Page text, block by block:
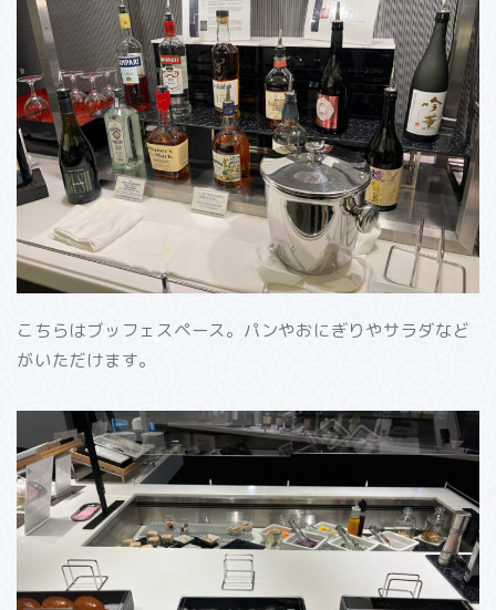
こちらはブッフェスペース。パンやおにぎりやサラダなど
がいただけます。